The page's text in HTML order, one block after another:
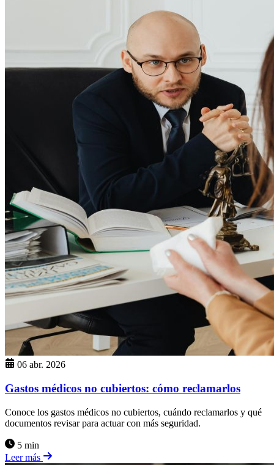
06 abr. 2026
Gastos médicos no cubiertos: cómo reclamarlos
Conoce los gastos médicos no cubiertos, cuándo reclamarlos y qué
documentos revisar para actuar con más seguridad.
5 min
Leer más